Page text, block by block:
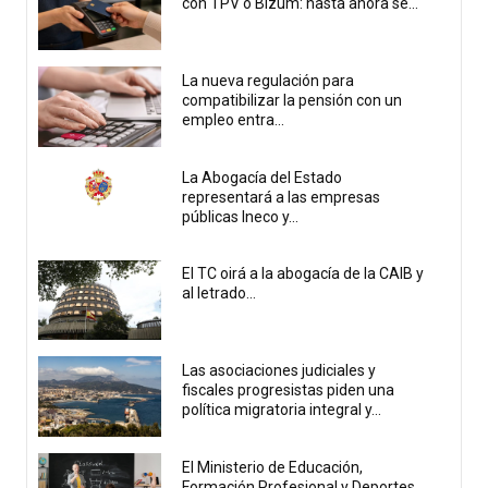
La nueva regulación para
compatibilizar la pensión con un
empleo entra...
La Abogacía del Estado
representará a las empresas
públicas Ineco y...
El TC oirá a la abogacía de la CAIB y
al letrado...
Las asociaciones judiciales y
fiscales progresistas piden una
política migratoria integral y...
El Ministerio de Educación,